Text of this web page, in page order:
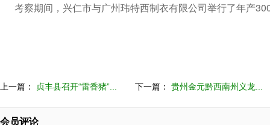
考察期间，兴仁市与广州玮特西制衣有限公司举行了年产
上一篇： 贞丰县召开“雷香猪”... 下一篇： 贵州金元黔西南州义龙...
会员评论